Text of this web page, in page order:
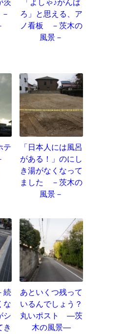
茨
「よしゃ♪がんば
ろ」と思える、ア
ノ看板 －茨木の
風景－
テ
「日本人には風呂
がある！」のにし
き湯がなくなって
ました －茨木の
風景－
続
な
シ
き
あといくつ残って
いるんでしょう？
丸いポスト ―茨
木の風景―